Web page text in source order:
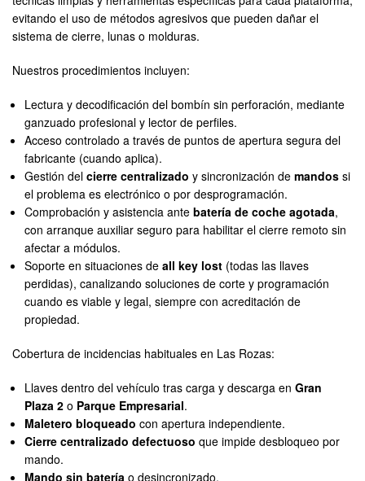
evitando el uso de métodos agresivos que pueden dañar el
sistema de cierre, lunas o molduras.
Nuestros procedimientos incluyen:
Lectura y decodificación del bombín sin perforación, mediante
ganzuado profesional y lector de perfiles.
Acceso controlado a través de puntos de apertura segura del
fabricante (cuando aplica).
Gestión delcierre centralizado y sincronización demandos si
el problema es electrónico o por desprogramación.
Comprobación y asistencia antebatería de coche agotada,
con arranque auxiliar seguro para habilitar el cierre remoto sin
afectar a módulos.
Soporte en situaciones deall key lost (todas las llaves
perdidas), canalizando soluciones de corte y programación
cuando es viable y legal, siempre con acreditación de
propiedad.
Cobertura de incidencias habituales en Las Rozas:
Llaves dentro del vehículo tras carga y descarga enGran
Plaza 2 o Parque Empresarial.
Maletero bloqueado con apertura independiente.
Cierre centralizado defectuoso que impide desbloqueo por
mando.
Mando sin batería o desincronizado.